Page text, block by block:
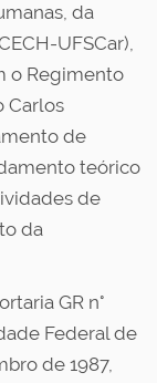
da
UFSCar),
o Regimento
Carlos
de
teórico
de
da
GR n°
Federal de
de 1987,